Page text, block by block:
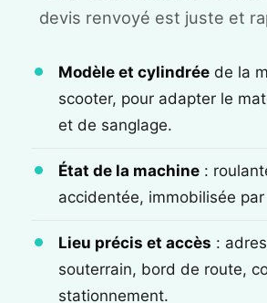
devis renvoyé est juste et
Modèle et cylindrée de la
scooter, pour adapter le
et de sanglage.
État de la machine :
accidentée, immobilisée
Lieu précis et accès :
souterrain, bord de route,
stationnement.